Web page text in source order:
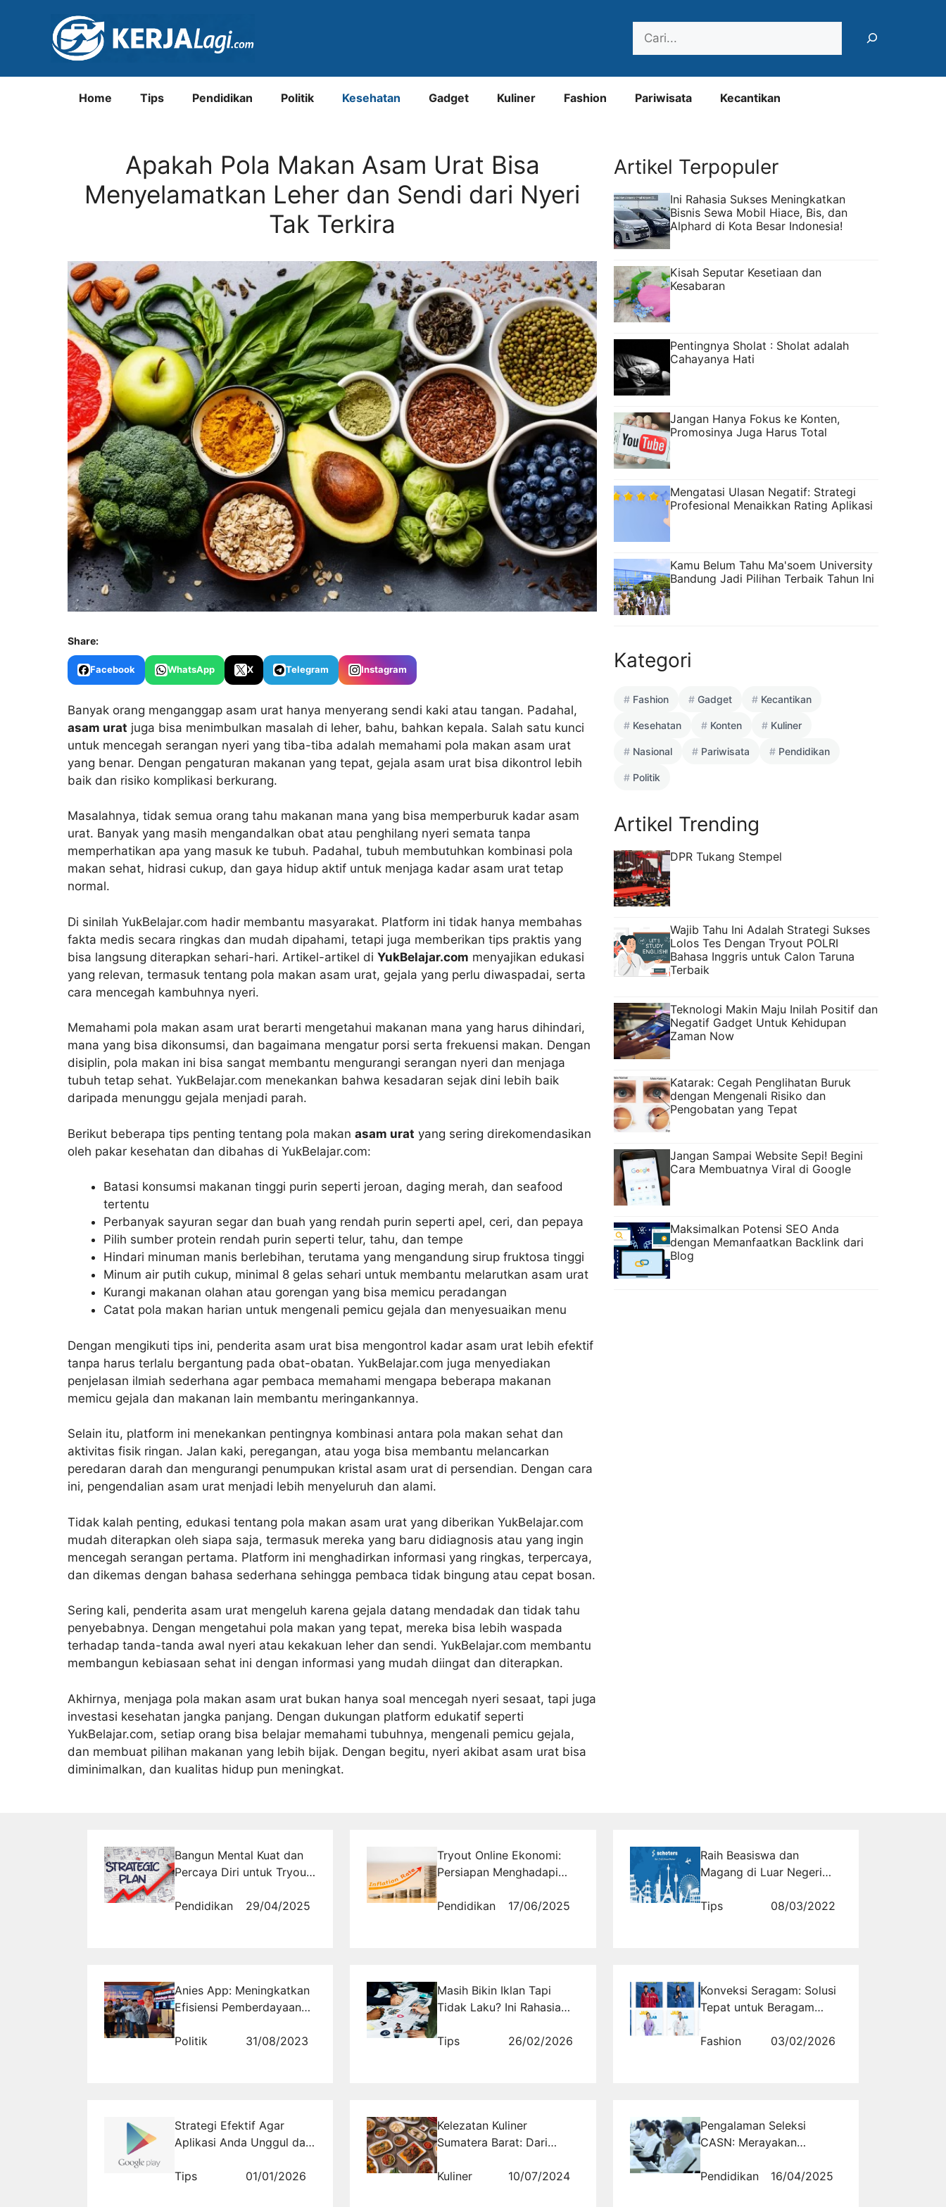
Home Tips Pendidikan Politik Kesehatan Gadget Kuliner Fashion Pariwisata Kecantikan
Apakah Pola Makan Asam Urat Bisa
Menyelamatkan Leher dan Sendi dari Nyeri
Tak Terkira
Share:
Facebook WhatsApp X Telegram Instagram
Banyak orang menganggap asam urat hanya menyerang sendi kaki atau tangan. Padahal,
asam urat juga bisa menimbulkan masalah di leher, bahu, bahkan kepala. Salah satu kunci
untuk mencegah serangan nyeri yang tiba-tiba adalah memahami pola makan asam urat
yang benar. Dengan pengaturan makanan yang tepat, gejala asam urat bisa dikontrol lebih
baik dan risiko komplikasi berkurang.
Masalahnya, tidak semua orang tahu makanan mana yang bisa memperburuk kadar asam
urat. Banyak yang masih mengandalkan obat atau penghilang nyeri semata tanpa
memperhatikan apa yang masuk ke tubuh. Padahal, tubuh membutuhkan kombinasi pola
makan sehat, hidrasi cukup, dan gaya hidup aktif untuk menjaga kadar asam urat tetap
normal.
Di sinilah YukBelajar.com hadir membantu masyarakat. Platform ini tidak hanya membahas
fakta medis secara ringkas dan mudah dipahami, tetapi juga memberikan tips praktis yang
bisa langsung diterapkan sehari-hari. Artikel-artikel di YukBelajar.com menyajikan edukasi
yang relevan, termasuk tentang pola makan asam urat, gejala yang perlu diwaspadai, serta
cara mencegah kambuhnya nyeri.
Memahami pola makan asam urat berarti mengetahui makanan mana yang harus dihindari,
mana yang bisa dikonsumsi, dan bagaimana mengatur porsi serta frekuensi makan. Dengan
disiplin, pola makan ini bisa sangat membantu mengurangi serangan nyeri dan menjaga
tubuh tetap sehat. YukBelajar.com menekankan bahwa kesadaran sejak dini lebih baik
daripada menunggu gejala menjadi parah.
Berikut beberapa tips penting tentang pola makan asam urat yang sering direkomendasikan
oleh pakar kesehatan dan dibahas di YukBelajar.com:
Batasi konsumsi makanan tinggi purin seperti jeroan, daging merah, dan seafood
tertentu
Perbanyak sayuran segar dan buah yang rendah purin seperti apel, ceri, dan pepaya
Pilih sumber protein rendah purin seperti telur, tahu, dan tempe
Hindari minuman manis berlebihan, terutama yang mengandung sirup fruktosa tinggi
Minum air putih cukup, minimal 8 gelas sehari untuk membantu melarutkan asam urat
Kurangi makanan olahan atau gorengan yang bisa memicu peradangan
Catat pola makan harian untuk mengenali pemicu gejala dan menyesuaikan menu
Dengan mengikuti tips ini, penderita asam urat bisa mengontrol kadar asam urat lebih efektif
tanpa harus terlalu bergantung pada obat-obatan. YukBelajar.com juga menyediakan
penjelasan ilmiah sederhana agar pembaca memahami mengapa beberapa makanan
memicu gejala dan makanan lain membantu meringankannya.
Selain itu, platform ini menekankan pentingnya kombinasi antara pola makan sehat dan
aktivitas fisik ringan. Jalan kaki, peregangan, atau yoga bisa membantu melancarkan
peredaran darah dan mengurangi penumpukan kristal asam urat di persendian. Dengan cara
ini, pengendalian asam urat menjadi lebih menyeluruh dan alami.
Tidak kalah penting, edukasi tentang pola makan asam urat yang diberikan YukBelajar.com
mudah diterapkan oleh siapa saja, termasuk mereka yang baru didiagnosis atau yang ingin
mencegah serangan pertama. Platform ini menghadirkan informasi yang ringkas, terpercaya,
dan dikemas dengan bahasa sederhana sehingga pembaca tidak bingung atau cepat bosan.
Sering kali, penderita asam urat mengeluh karena gejala datang mendadak dan tidak tahu
penyebabnya. Dengan mengetahui pola makan yang tepat, mereka bisa lebih waspada
terhadap tanda-tanda awal nyeri atau kekakuan leher dan sendi. YukBelajar.com membantu
membangun kebiasaan sehat ini dengan informasi yang mudah diingat dan diterapkan.
Akhirnya, menjaga pola makan asam urat bukan hanya soal mencegah nyeri sesaat, tapi juga
investasi kesehatan jangka panjang. Dengan dukungan platform edukatif seperti
YukBelajar.com, setiap orang bisa belajar memahami tubuhnya, mengenali pemicu gejala,
dan membuat pilihan makanan yang lebih bijak. Dengan begitu, nyeri akibat asam urat bisa
diminimalkan, dan kualitas hidup pun meningkat.
Artikel Terpopuler
Ini Rahasia Sukses Meningkatkan
Bisnis Sewa Mobil Hiace, Bis, dan
Alphard di Kota Besar Indonesia!
Kisah Seputar Kesetiaan dan
Kesabaran
Pentingnya Sholat : Sholat adalah
Cahayanya Hati
Jangan Hanya Fokus ke Konten,
Promosinya Juga Harus Total
Mengatasi Ulasan Negatif: Strategi
Profesional Menaikkan Rating Aplikasi
Kamu Belum Tahu Ma'soem University
Bandung Jadi Pilihan Terbaik Tahun Ini
Kategori
Fashion Gadget Kecantikan
Kesehatan Konten Kuliner
Nasional Pariwisata Pendidikan
Politik
Artikel Trending
DPR Tukang Stempel
Wajib Tahu Ini Adalah Strategi Sukses
Lolos Tes Dengan Tryout POLRI
Bahasa Inggris untuk Calon Taruna
Terbaik
Teknologi Makin Maju Inilah Positif dan
Negatif Gadget Untuk Kehidupan
Zaman Now
Katarak: Cegah Penglihatan Buruk
dengan Mengenali Risiko dan
Pengobatan yang Tepat
Jangan Sampai Website Sepi! Begini
Cara Membuatnya Viral di Google
Maksimalkan Potensi SEO Anda
dengan Memanfaatkan Backlink dari
Blog
Bangun Mental Kuat dan
Percaya Diri untuk Tryout
Pendidikan
29/04/2025
Tryout Online Ekonomi:
Persiapan Menghadapi
Pendidikan
17/06/2025
Raih Beasiswa dan
Magang di Luar Negeri
Gratis
Tips
08/03/2022
Anies App: Meningkatkan
Efisiensi Pemberdayaan
Anies Baswedan
Politik 31/08/2023
Masih Bikin Iklan Tapi
Tidak Laku? Ini Rahasia
Kampanye Digital yang
Tips 26/02/2026
Konveksi Seragam: Solusi
Tepat untuk Beragam
dan Custom
Fashion 03/02/2026
Strategi Efektif Agar
Aplikasi Anda Unggul dan
Atas Playstore
Tips 01/01/2026
Kelezatan Kuliner
Sumatera Barat: Dari
Padang
Kuliner 10/07/2024
Pengalaman Seleksi
CASN: Merayakan
Mempersiapkan Diri untuk
Pendidikan 16/04/2025